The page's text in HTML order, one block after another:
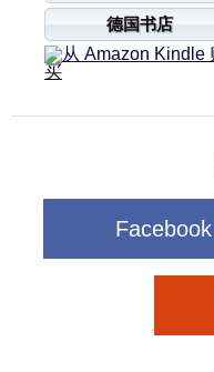
德国书店
Facebook